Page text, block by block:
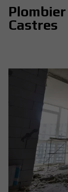
Castres